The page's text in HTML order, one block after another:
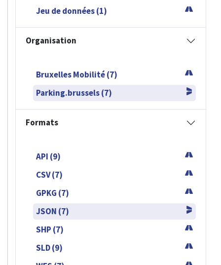
Jeu de données (1)
Organisation
Bruxelles Mobilité (7)
Parking.brussels (7)
Formats
API (9)
CSV (7)
GPKG (7)
JSON (7)
SHP (7)
SLD (9)